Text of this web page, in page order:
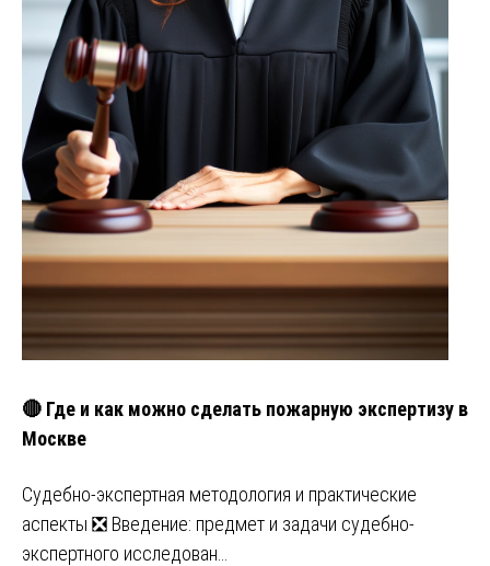
🔴 Где и как можно сделать пожарную экспертизу в
Москве
Судебно-экспертная методология и практические
аспекты ❎ Введение: предмет и задачи судебно-
экспертного исследован…